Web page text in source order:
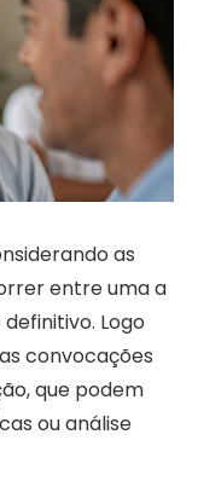
as
entre uma a
Logo
convocações
que podem
ou análise